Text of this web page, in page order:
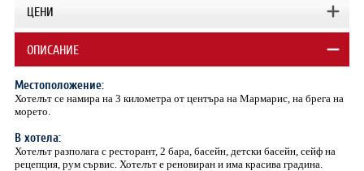
ЦЕНИ
ОПИСАНИЕ
Местоположение:
Хотелът се намира на 3 километра от центъра на Мармарис, на брега на
морето.
В хотела:
Хотелът разполага с ресторант, 2 бара, басейн, детски басейн, сейф на
рецепция, рум сървис. Хотелът е реновиран и има красива градина.